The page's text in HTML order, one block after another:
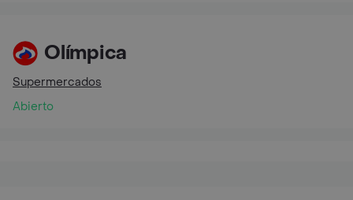
Olímpica
Supermercados
Abierto